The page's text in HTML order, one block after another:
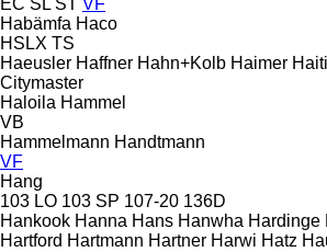
Habämfa Haco
HSLX TS
Haeusler Haffner Hahn+Kolb Haimer
Citymaster
Haloila Hammel
VB
Hammelmann Handtmann
VF
Hang
103 LO 103 SP 107-20 136D
Hankook Hanna Hans Hanwha Hardinge
Hartford Hartmann Hartner Harwi Hatz